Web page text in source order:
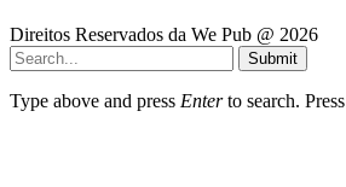
Direitos Reservados da We Pub @ 2026
Submit
Type above and press Enterto search. Press